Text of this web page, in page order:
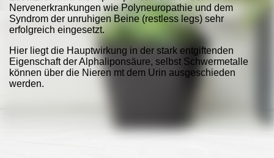
Nervenerkrankungen wie Polyneuropathie und dem
Syndrom der unruhigen Beine (restless legs) sehr
erfolgreich eingesetzt.
Hier liegt die Hauptwirkung in der stark entgiftenden
Eigenschaft der Alphaliponsäure, selbst Schwermetalle
können über die Nieren mt dem Urin ausgeschieden
werden.